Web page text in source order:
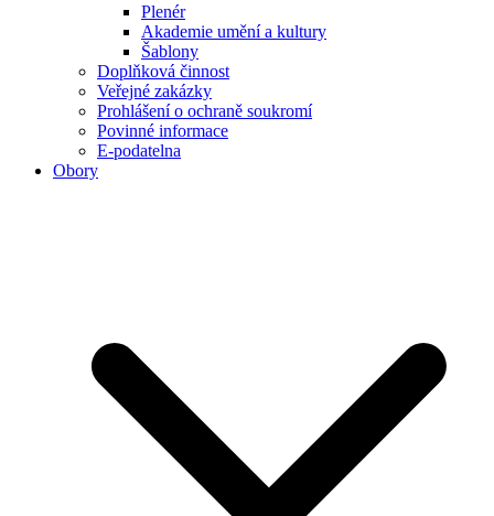
Plenér
Akademie umění a kultury
Šablony
Doplňková činnost
Veřejné zakázky
Prohlášení o ochraně soukromí
Povinné informace
E-podatelna
Obory